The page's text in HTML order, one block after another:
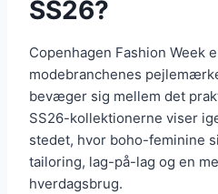
SS26?
Copenhagen Fashion Week
modebranchenes
bevæger sig mellem det
SS26-kollektionerne viser
stedet, hvor boho-feminine
tailoring, lag-på-lag og en
hverdagsbrug.